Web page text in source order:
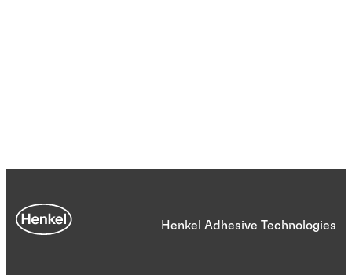
Henkel Adhesive Technologies